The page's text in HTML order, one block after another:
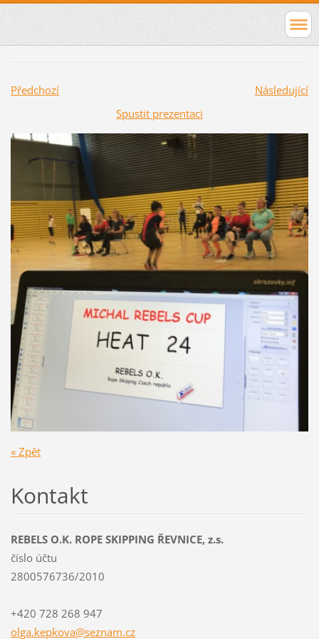
Předchozí
Následující
Spustit prezentaci
« Zpět
Kontakt
REBELS O.K. ROPE SKIPPING ŘEVNICE, z.s.
číslo účtu
2800576736/2010
+420 728 268 947
olga.kepkova@seznam.cz